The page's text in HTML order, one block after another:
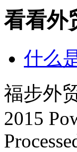
看看外
什么
福步外
2015